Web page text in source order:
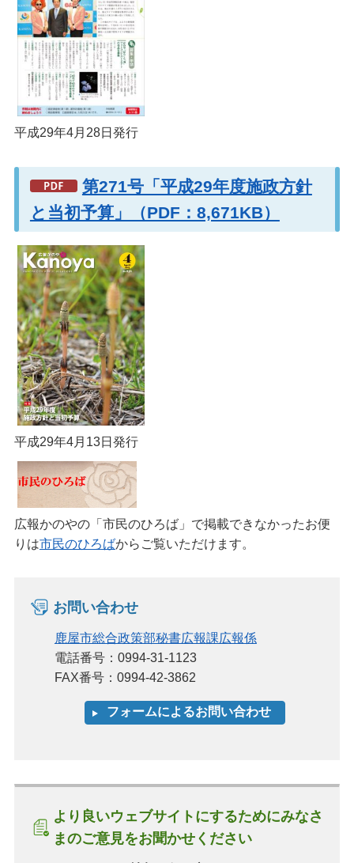
平成29年4月28日発行
第271号「平成29年度施政方針
と当初予算」（PDF：8,671KB）
平成29年4月13日発行
広報かのやの「市民のひろば」で掲載できなかったお便
りは市民のひろばからご覧いただけます。
お問い合わせ
鹿屋市総合政策部秘書広報課広報係
電話番号：0994-31-1123
FAX番号：0994-42-3862
より良いウェブサイトにするためにみなさ
まのご意見をお聞かせください